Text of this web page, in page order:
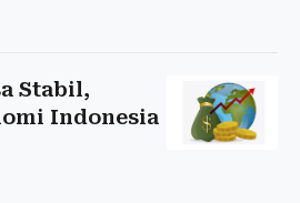
Stabil,
Indonesia